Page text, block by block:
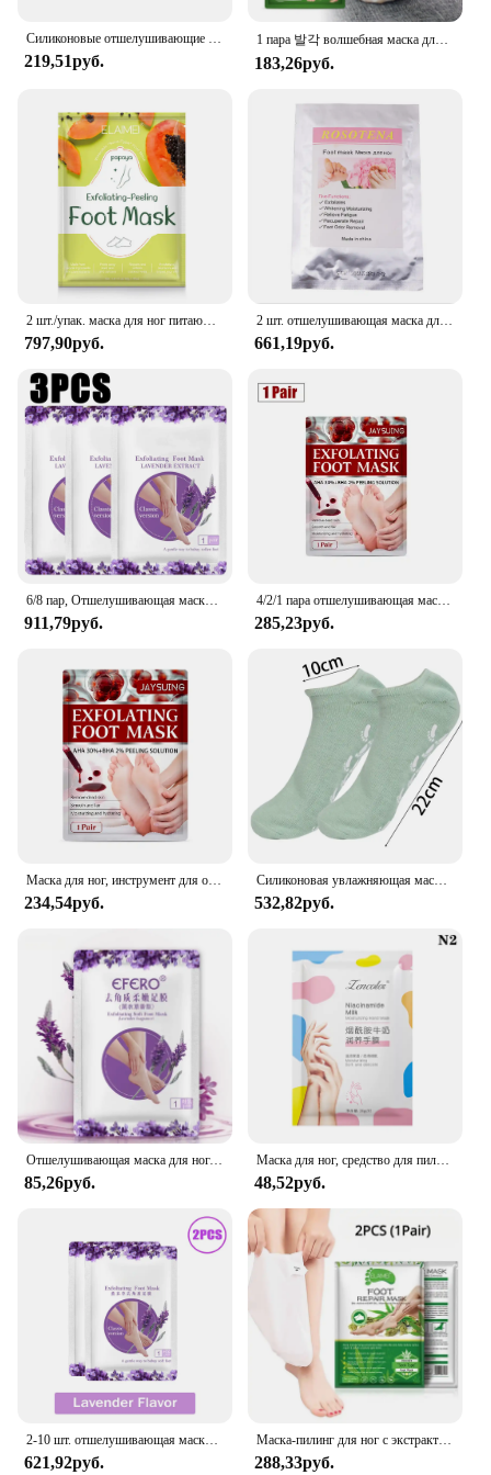
maintain healthy, beautiful feet.
Силиконовые отшелушивающие носки и перчатки, противоскользящие перчатки для пилинга ног и рук, предотвращают сухость ног/инструменты для ухода за руками
219,51руб.
1 пара 발각 волшебная маска для ног, отшелушивающая маска для ног, спа-носки, скраб для удаления омертвевшей кожи, отшелушивающая маска для пяток, маска-пилинг для ног
183,26руб.
2 шт./упак. маска для ног питающая отшелушивающая маска для ног ремонт пяток удаление омертвевшей кожи
797,90руб.
2 шт. отшелушивающая маска для удаления кутикулы омертвевшей кожи, отбеливающая, увлажняющая
661,19руб.
911,79руб.
4/2/1 пара отшелушивающая маска для ног с фруктовой кислотой, пилинг, педикюрные носки, скраб, увлажняющий омертвевшую кожу, инструменты для ухода за трещинами против пяток
285,23руб.
234,54руб.
Силиконовая увлажняющая маска, носки, многоразовые отшелушивающие защитные перчатки против трещин, инструменты для удаления сухой омертвевшей кожи, уход за руками и ногами
532,82руб.
Отшелушивающая маска для ног, дневные носки, удаление омертвевшей кожи, отбеливание пятки, пилинг для ног, средство для ухода за кожей стопы
85,26руб.
Маска для ног, средство для пилинга стоп, удаление омертвевшей кожи, отшелушивание, увлажнение, отбеливание, спа, педикюрные носки, уход за ногами
48,52руб.
621,92руб.
Маска-пилинг для ног с экстрактом алоэ вера, 2 шт.
288,33руб.